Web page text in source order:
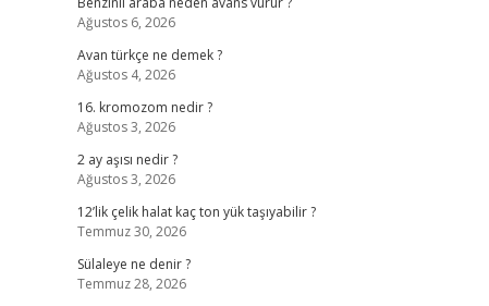
Ağustos 6, 2026
Avan türkçe ne demek ?
Ağustos 4, 2026
16. kromozom nedir ?
Ağustos 3, 2026
2 ay aşısı nedir ?
Ağustos 3, 2026
12’lik çelik halat kaç ton yük taşıyabilir ?
Temmuz 30, 2026
Sülaleye ne denir ?
Temmuz 28, 2026